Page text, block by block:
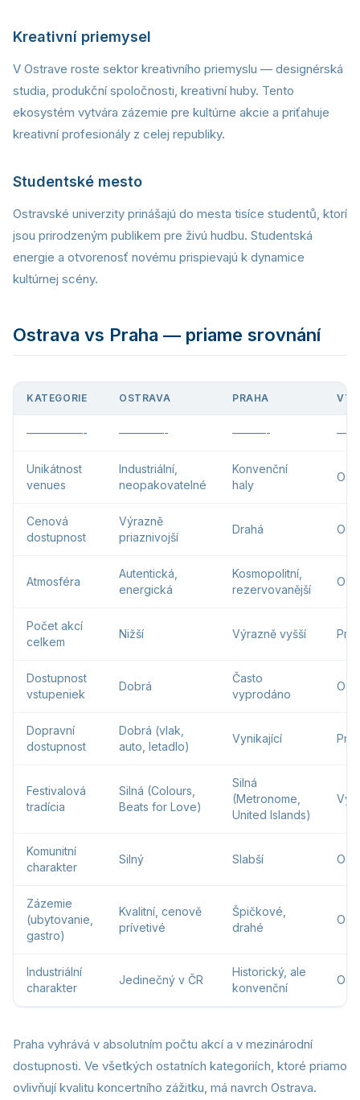
Kreativní priemysel
V Ostrave roste sektor kreativního priemyslu — designérská
studia, produkční spoločnosti, kreativní huby. Tento
ekosystém vytvára zázemie pre kultúrne akcie a priťahuje
kreativní profesionály z celej republiky.
Studentské mesto
Ostravské univerzity prinášajú do mesta tisíce studentů, ktorí
jsou prirodzeným publikem pre živú hudbu. Studentská
energie a otvorenosť novému prispievajú k dynamice
kultúrnej scény.
Ostrava vs Praha — priame srovnání
KATEGORIE OSTRAVA PRAHA
—————- ————- ———-
Unikátnost
venues
Industriální,
neopakovatelné
Konvenční
haly
Cenová
dostupnost
Výrazně
priaznivojší
Drahá
Atmosféra
Autentická,
energická
Kosmopolitní,
rezervovanější
Počet akcí
celkem
Nižší Výrazně vyšší
Dostupnost
vstupeniek
Dobrá
Často
vyprodáno
Dopravní
dostupnost
Dobrá (vlak,
auto, letadlo)
Vynikající
Festivalová
tradícia
Silná (Colours,
Beats for Love)
Silná
(Metronome,
United Islands)
Komunitní
charakter
Silný Slabší
Zázemie
(ubytovanie,
gastro)
Kvalitní, cenově
prívetivé
Špičkové,
drahé
Industriální
charakter
Jedinečný v ČR
Historický, ale
konvenční
Praha vyhrává v absolutním počtu akcí a v mezinárodní
dostupnosti. Ve všetkých ostatních kategoriích, ktoré priamo
ovlivňují kvalitu koncertního zážitku, má navrch Ostrava.